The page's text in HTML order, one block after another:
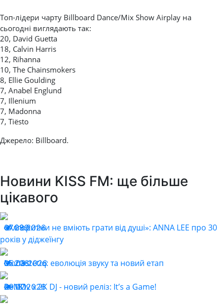
Топ-лідери чарту Billboard Dance/Mix Show Airplay на
сьогодні виглядають так:
20, David Guetta
18, Calvin Harris
12, Rihanna
10, The Chainsmokers
8, Ellie Goulding
7, Anabel Englund
7, Illenium
7, Madonna
7, Tiësto
Джерело: Billboard.
Новини KISS FM: ще більше
цікавого
07.08.2026
299
«Алгоритми не вміють грати від душі»: ANNA LEE про 30
років у діджеїнгу
05.08.2026
206
Monastetiq: еволюція звуку та новий етап
29.07.2026
181
ReMOv x 2K DJ - новий реліз: It’s a Game!